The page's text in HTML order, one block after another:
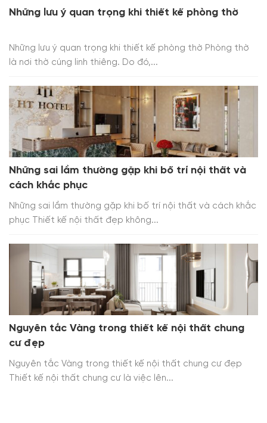
Những lưu ý quan trọng khi thiết kế phòng thờ
Những lưu ý quan trọng khi thiết kế phòng thờ Phòng thờ
là nơi thờ cúng linh thiêng. Do đó,...
Những sai lầm thường gặp khi bố trí nội thất và
cách khắc phục
Những sai lầm thường gặp khi bố trí nội thất và cách khắc
phục Thiết kế nội thất đẹp không...
Nguyên tắc Vàng trong thiết kế nội thất chung
cư đẹp
Nguyên tắc Vàng trong thiết kế nội thất chung cư đẹp
Thiết kế nội thất chung cư là việc lên...